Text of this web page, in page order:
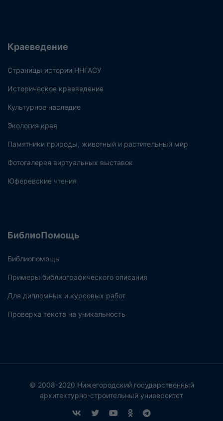
Краеведение
Страницы истории ННГАСУ
Историческое краеведение
Культурное наследие
Экология края
Памятники природы, животный и растительный мир
Фотогалерея виртуальных выставок
Юферевские чтения
БиблиоПомощь
Библиопомощь
Примеры библиографического описания
Для дипломных и курсовых работ
Проверка текста на уникальность
© 2008-2020 Нижегородский государственный
архитектурно-строительный университет